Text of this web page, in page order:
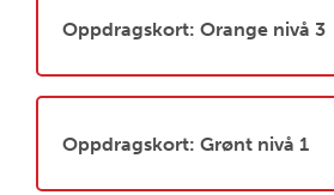
Oppdragskort: Orange nivå 3
Oppdragskort: Grønt nivå 1